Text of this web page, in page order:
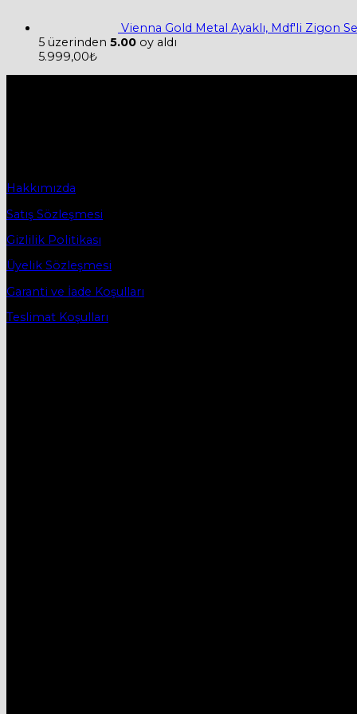
Vienna Gold Metal Ayaklı, Mdf'li Zigon
5 üzerinden 5.00 oy aldı
5.999,00₺
Hakkımızda
Satış Sözleşmesi
Gizlilik Politikası
Üyelik Sözleşmesi
Garanti ve İade Koşulları
Teslimat Koşulları